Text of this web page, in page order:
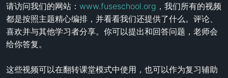
请访问我们的网站： www.fuseschool.org ，我们所有的视频
都是按照主题精心编排，并看看我们还提供了什么。评论、
喜欢并与其他学习者分享。你可以提出和回答问题，老师会
给你答复。
这些视频可以在翻转课堂模式中使用，也可以作为复习辅助